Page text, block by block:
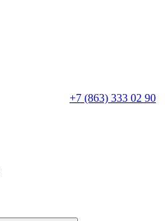
+7 (863) 333 02 90